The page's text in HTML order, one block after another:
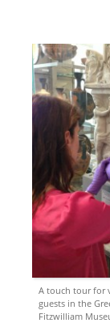
A touch tour for
guests in the
Fitzwilliam